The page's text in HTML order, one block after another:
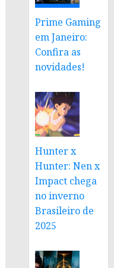
Prime Gaming
em Janeiro:
Confira as
novidades!
Hunter x
Hunter: Nen x
Impact chega
no inverno
Brasileiro de
2025